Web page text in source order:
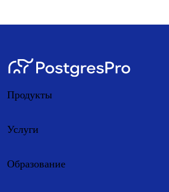
Продукты
Услуги
Образование